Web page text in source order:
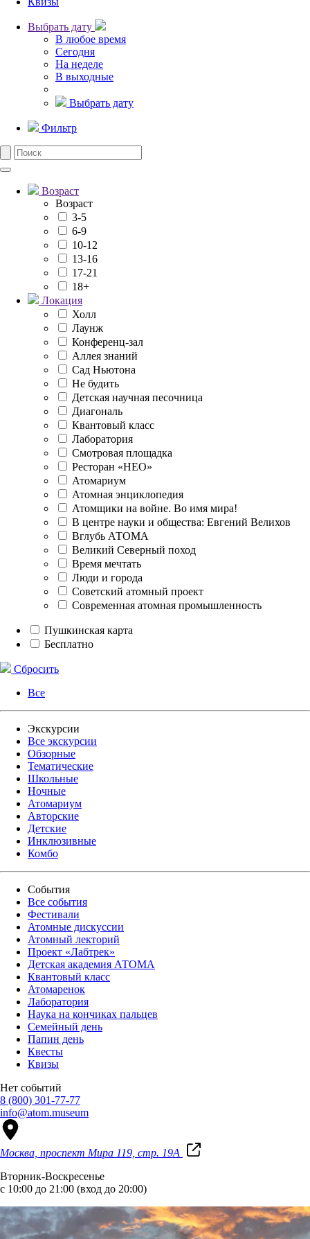
Выбрать дату
В любое время
Сегодня
На неделе
В выходные
Выбрать дату
Фильтр
Возраст
Возраст
3-5
6-9
10-12
13-16
17-21
18+
Локация
Холл
Лаунж
Конференц-зал
Аллея знаний
Сад Ньютона
Не будить
Детская научная песочница
Диагональ
Квантовый класс
Лаборатория
Смотровая площадка
Ресторан «НЕО»
Атомариум
Атомная энциклопедия
Атомщики на войне. Во имя мира!
В центре науки и общества: Евгений Велихов
Вглубь АТОМА
Великий Северный поход
Время мечтать
Люди и города
Советский атомный проект
Современная атомная промышленность
Пушкинская карта
Бесплатно
Сбросить
Все
Экскурсии
Все экскурсии
Обзорные
Тематические
Школьные
Ночные
Атомариум
Авторские
Детские
Инклюзивные
Комбо
События
Все события
Фестивали
Атомные дискуссии
Атомный лекторий
Проект «Лабтрек»
Детская академия АТОМА
Квантовый класс
Атомаренок
Лаборатория
Наука на кончиках пальцев
Семейный день
Папин день
Квесты
Квизы
Нет событий
8 (800) 301-77-77
info@atom.museum
Москва, проспект Мира 119, стр. 19А
Вторник-Воскресенье
с 10:00 до 21:00 (вход до 20:00)